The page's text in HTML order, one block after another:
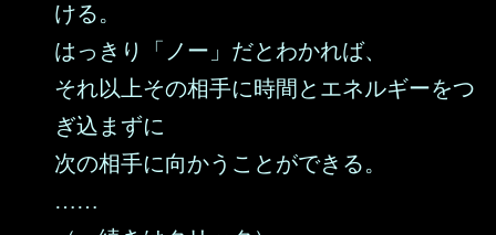
ける。
はっきり「ノー」だとわかれば、
それ以上その相手に時間とエネルギーをつ
ぎ込まずに
次の相手に向かうことができる。
……